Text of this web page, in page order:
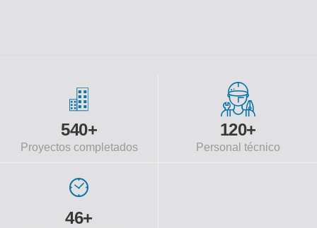
Proyectos completados
540+
Personal técnico
120+
46+